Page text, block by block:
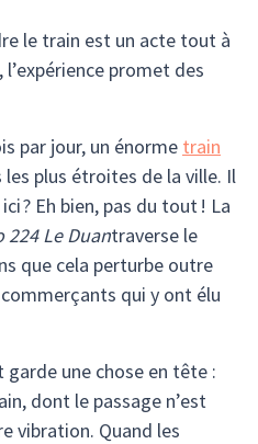
le train est un acte tout à
promet des
par jour, un énorme train
les plus étroites de la ville. Il
? Eh bien, pas du tout ! La
224 Le Duantraverse le
que cela perturbe outre
qui y ont élu
une chose en tête :
dont le passage n’est
vibration. Quand les